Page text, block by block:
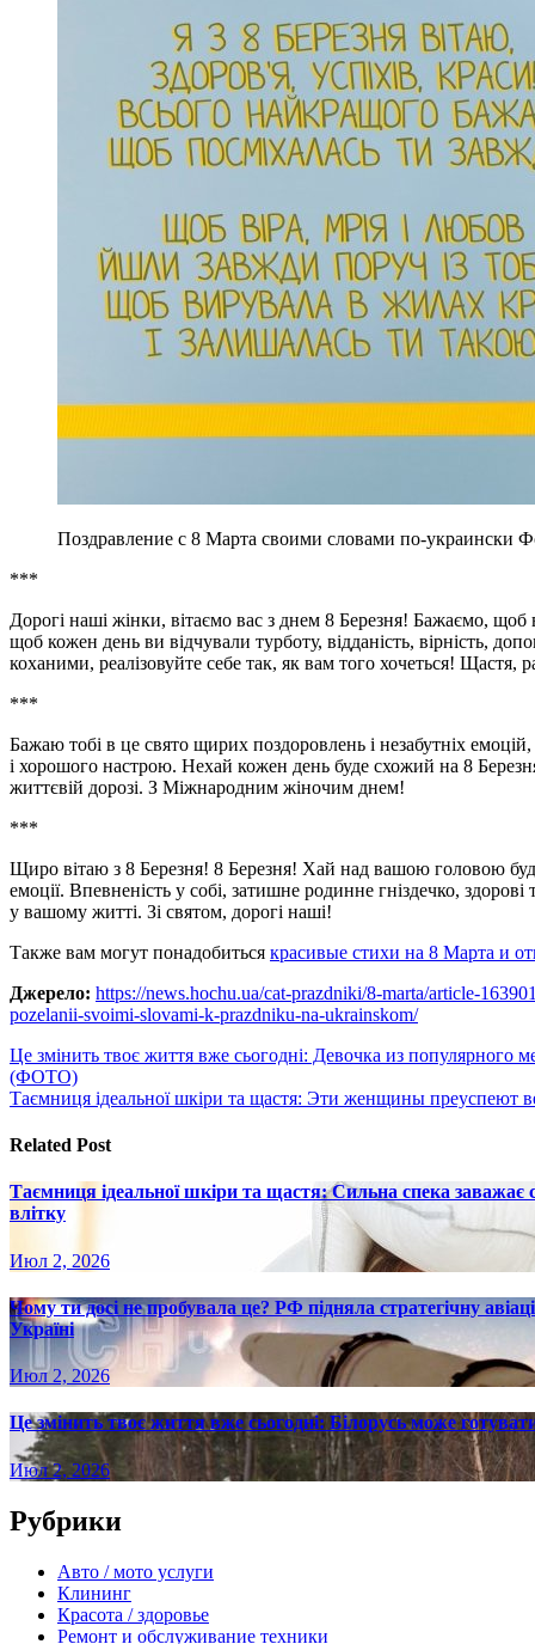
Поздравление с 8 Марта своими словами по-украински
***
Дорогі наші жінки, вітаємо вас з днем 8 Березня! Бажаємо,
щоб кожен день ви відчували турботу, відданість, вірність,
коханими, реалізовуйте себе так, як вам того хочеться! Щастя,
***
Бажаю тобі в це свято щирих поздоровлень і незабутніх
і хорошого настрою. Нехай кожен день буде схожий на 8
життєвій дорозі. З Міжнародним жіночим днем!
***
Щиро вітаю з 8 Березня! 8 Березня! Хай над вашою головою
емоції. Впевненість у собі, затишне родинне гніздечко,
у вашому житті. Зі святом, дорогі наші!
Также вам могут понадобиться красивые стихи на 8 Марта и
Джерело: https://news.hochu.ua/cat-prazdniki/8-marta/article-
pozelanii-svoimi-slovami-k-prazdniku-na-ukrainskom/
Навигация
по
Це змінить твоє життя вже сьогодні: Девочка из
(ФОТО)
Таємниця ідеальної шкіри та щастя: Эти женщины преуспеют
Related Post
Таємниця ідеальної шкіри та щастя: Сильна спека
влітку
Июл 2, 2026
Чому ти досі не пробувала це? РФ підняла стратегічну
Україні
Июл 2, 2026
Це змінить твоє життя вже сьогодні: Білорусь може
Июл 2, 2026
Рубрики
Авто / мото услуги
Клининг
Красота / здоровье
Ремонт и обслуживание техники